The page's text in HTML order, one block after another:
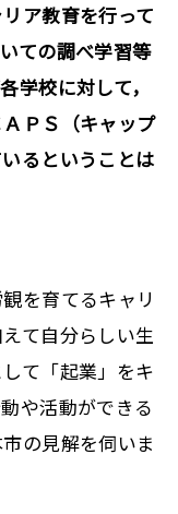
ア教育を行って
ての調べ学習等
学校に対して，
ＰＳ（キャップ
るということは
を育てるキャリ
て自分らしい生
て「起業」をキ
や活動ができる
の見解を伺いま